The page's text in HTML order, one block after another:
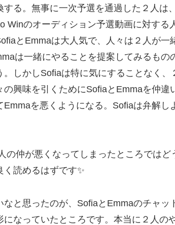
する。無事に一次予選を通過した２人は
Winのオーディション予選動画に対する
とEmmaは大人気で、人々は２人が一
は一緒にやることを提案してみるも
しかしSofiaは特に気にすることなく、
の興味を引くためにSofiaとEmmaを仲違
Emmaを悪くようになる。Sofiaは弁解し
仲が悪くなってしまったところではど
読めるはずです✨
と思ったのが、SofiaとEmmaのチャッ
になっていたところです。本当に２人の